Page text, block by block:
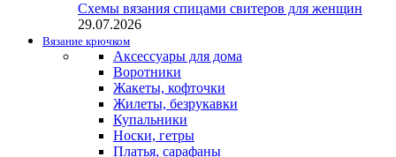
Схемы вязания спицами свитеров для женщин
29.07.2026
Вязание крючком
Аксессуары для дома
Воротники
Жакеты, кофточки
Жилеты, безрукавки
Купальники
Носки, гетры
Платья, сарафаны